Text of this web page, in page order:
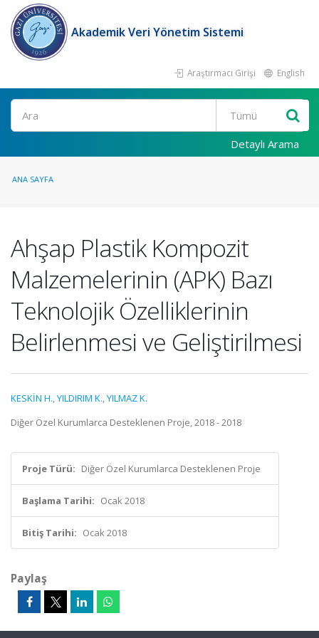
Akademik Veri Yönetim Sistemi
Araştırmacı Girişi English
Ara
Detaylı Arama
ANA SAYFA
Ahşap Plastik Kompozit
Malzemelerinin (APK) Bazı
Teknolojik Özelliklerinin
Belirlenmesi ve Geliştirilmesi
KESKİN H.,YILDIRIM K.,YILMAZ K.
Diğer Özel Kurumlarca Desteklenen Proje, 2018 - 2018
Proje Türü: Diğer Özel Kurumlarca Desteklenen Proje
Başlama Tarihi: Ocak 2018
Bitiş Tarihi: Ocak 2018
Paylaş